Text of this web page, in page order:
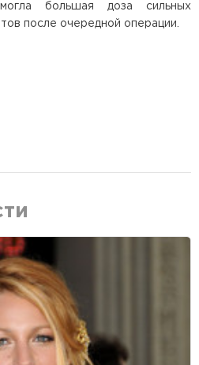
большая доза сильных
после очередной операции.